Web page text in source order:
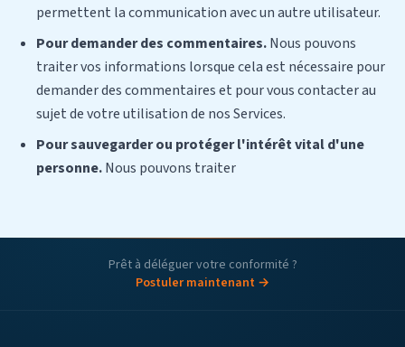
permettent la communication avec un autre utilisateur.
Pour demander des commentaires.Nous pouvons
traiter vos informations lorsque cela est nécessaire pour
demander des commentaires et pour vous contacter au
sujet de votre utilisation de nos Services.
Pour sauvegarder ou protéger l'intérêt vital d'une
personne.Nous pouvons traiter
Prêt à déléguer votre conformité ?
Postuler maintenant →